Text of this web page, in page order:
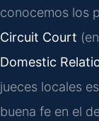
conocemos los
Circuit Court
Domestic
jueces locales
buena fe en el